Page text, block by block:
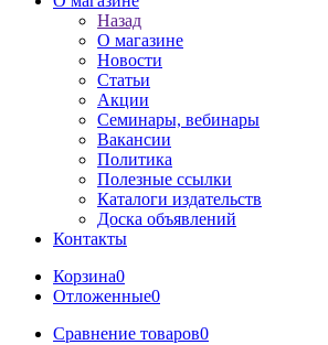
Назад
О магазине
Новости
Статьи
Акции
Семинары, вебинары
Вакансии
Политика
Полезные ссылки
Каталоги издательств
Доска объявлений
Контакты
Корзина0
Отложенные0
Сравнение товаров0